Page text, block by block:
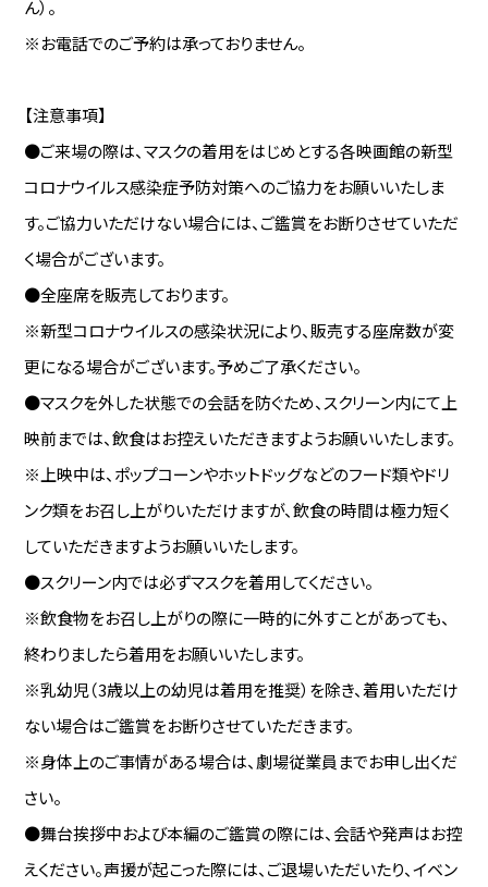
ん）。
※お電話でのご予約は承っておりません。
【注意事項】
●ご来場の際は、マスクの着用をはじめとする各映画館の新型
コロナウイルス感染症予防対策へのご協力をお願いいたしま
す。ご協力いただけない場合には、ご鑑賞をお断りさせていただ
く場合がございます。
●全座席を販売しております。
※新型コロナウイルスの感染状況により、販売する座席数が変
更になる場合がございます。予めご了承ください。
●マスクを外した状態での会話を防ぐため、スクリーン内にて上
映前までは、飲食はお控えいただきますようお願いいたします。
※上映中は、ポップコーンやホットドッグなどのフード類やドリ
ンク類をお召し上がりいただけますが、飲食の時間は極力短く
していただきますようお願いいたします。
●スクリーン内では必ずマスクを着用してください。
※飲食物をお召し上がりの際に一時的に外すことがあっても、
終わりましたら着用をお願いいたします。
※乳幼児（3歳以上の幼児は着用を推奨）を除き、着用いただけ
ない場合はご鑑賞をお断りさせていただきます。
※身体上のご事情がある場合は、劇場従業員までお申し出くだ
さい。
●舞台挨拶中および本編のご鑑賞の際には、会話や発声はお控
えください。声援が起こった際には、ご退場いただいたり、イベン